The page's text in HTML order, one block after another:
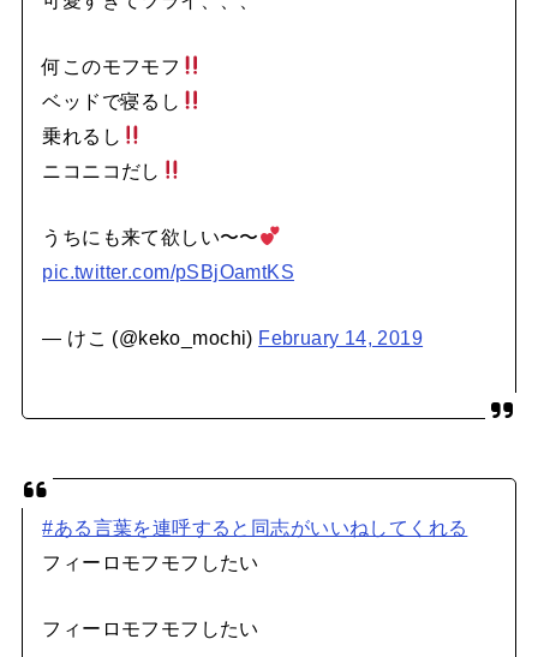
何このモフモフ
ベッドで寝るし
乗れるし
ニコニコだし
うちにも来て欲しい〜〜
pic.twitter.com/pSBjOamtKS
— けこ (@keko_mochi) February 14, 2019
#ある言葉を連呼すると同志がいいねしてくれる
フィーロモフモフしたい
フィーロモフモフしたい